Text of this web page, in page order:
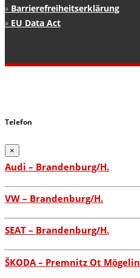
Barrierefreiheitserklärung
EU Data Act
Telefon
×
Audi – Brandenburg/H.
VW – Brandenburg/H.
SEAT – Brandenburg/H.
ŠKODA – Premnitz Ot Mögelin